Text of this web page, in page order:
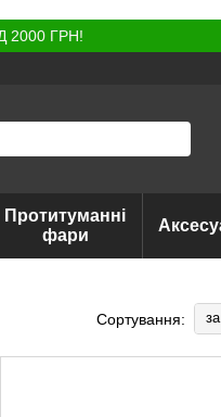
2000 ГРН!
Протитуманні
фари
Сортування: